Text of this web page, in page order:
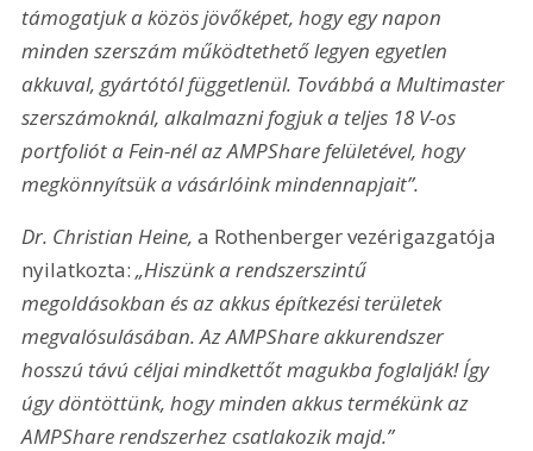
támogatjuk a közös jövőképet, hogy egy napon
minden szerszám működtethető legyen egyetlen
akkuval, gyártótól függetlenül. Továbbá a Multimaster
szerszámoknál, alkalmazni fogjuk a teljes 18 V-os
portfoliót a Fein-nél az AMPShare felületével, hogy
megkönnyítsük a vásárlóink mindennapjait”.
Dr. Christian Heine, a Rothenberger vezérigazgatója
nyilatkozta: „Hiszünk a rendszerszintű
megoldásokban és az akkus építkezési területek
megvalósulásában. Az AMPShare akkurendszer
hosszú távú céljai mindkettőt magukba foglalják! Így
úgy döntöttünk, hogy minden akkus termékünk az
AMPShare rendszerhez csatlakozik majd.”